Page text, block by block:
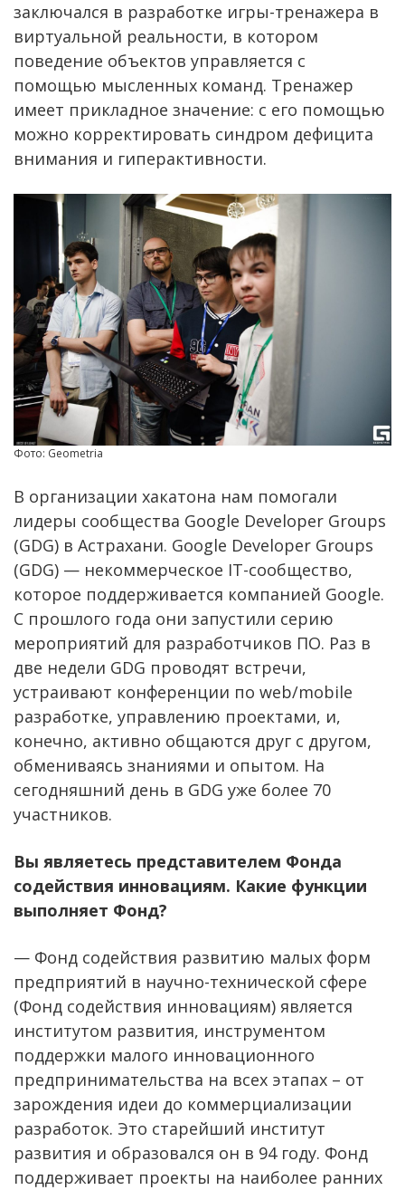
заключался в разработке игры-тренажера в
виртуальной реальности, в котором
поведение объектов управляется с
помощью мысленных команд. Тренажер
имеет прикладное значение: с его помощью
можно корректировать синдром дефицита
внимания и гиперактивности.
Фото: Geometria
В организации хакатона нам помогали
лидеры сообщества Google Developer Groups
(GDG) в Астрахани. Google Developer Groups
(GDG) — некоммерческое IT-сообщество,
которое поддерживается компанией Google.
C прошлого года они запустили серию
мероприятий для разработчиков ПО. Раз в
две недели GDG проводят встречи,
устраивают конференции по web/mobile
разработке, управлению проектами, и,
конечно, активно общаются друг с другом,
обмениваясь знаниями и опытом. На
сегодняшний день в GDG уже более 70
участников.
Вы являетесь представителем Фонда
содействия инновациям. Какие функции
выполняет Фонд?
— Фонд содействия развитию малых форм
предприятий в научно-технической сфере
(Фонд содействия инновациям) является
институтом развития, инструментом
поддержки малого инновационного
предпринимательства на всех этапах – от
зарождения идеи до коммерциализации
разработок. Это старейший институт
развития и образовался он в 94 году. Фонд
поддерживает проекты на наиболее ранних